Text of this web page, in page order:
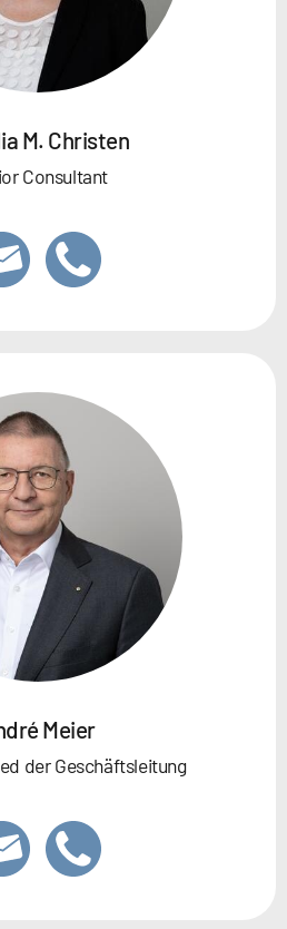
M. Christen
Consultant
Meier
der Geschäftsleitung